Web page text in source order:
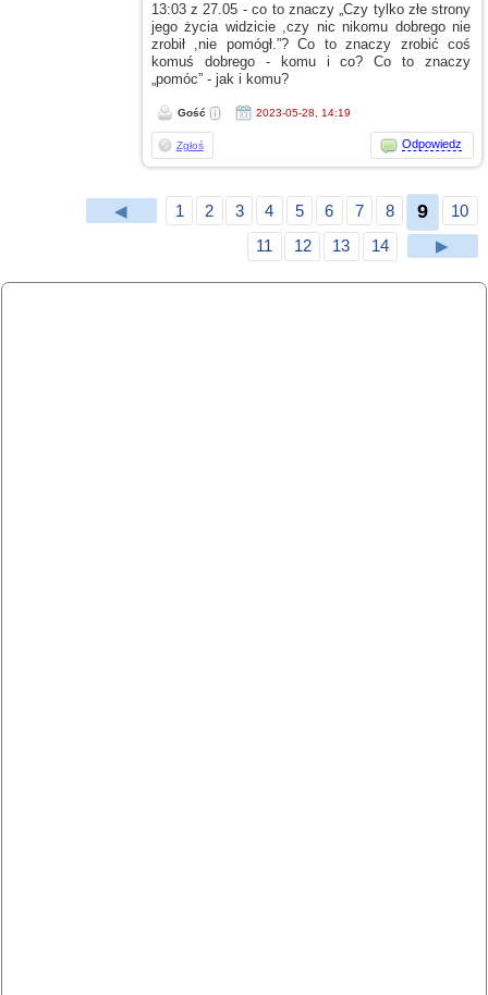
13:03z 27.05 - co to znaczy „Czy tylko złe strony
jego życia widzicie ,czy nic nikomu dobrego nie
zrobił ,nie pomógł.”? Co to znaczy zrobić coś
komuś dobrego - komu i co? Co to znaczy
„pomóc” - jak i komu?
Gość 2023-05-28, 14:19
Zgłoś Odpowiedz
◀ 1 2 3 4 5 6 7 8 9 10
11 12 13 14 ▶